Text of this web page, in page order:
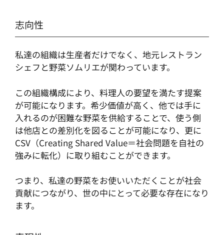
志向性
私達の組織は生産者だけでなく、地元レストラン
シェフと野菜ソムリエが関わっています。
この組織構成により、料理人の要望を満たす提案
が可能になります。希少価値が高く、他では手に
入れるのが困難な野菜を供給することで、使う側
は他店との差別化を図ることが可能になり、更に
CSV（Creating Shared Value＝社会問題を自社の
強みに転化）に取り組むことができます。
つまり、私達の野菜をお使いいただくことが社会
貢献につながり、世の中にとって必要な存在になり
ます。